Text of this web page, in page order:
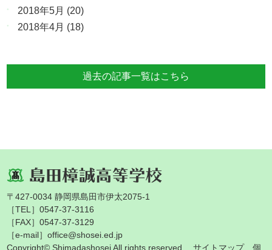
2018年5月 (20)
2018年4月 (18)
過去の記事一覧はこちら
〒427-0034 静岡県島田市伊太2075-1
［TEL］0547-37-3116
［FAX］0547-37-3129
［e-mail］office@shosei.ed.jp
Copyright© Shimadashosei All rights reserved.サイトマップ 個